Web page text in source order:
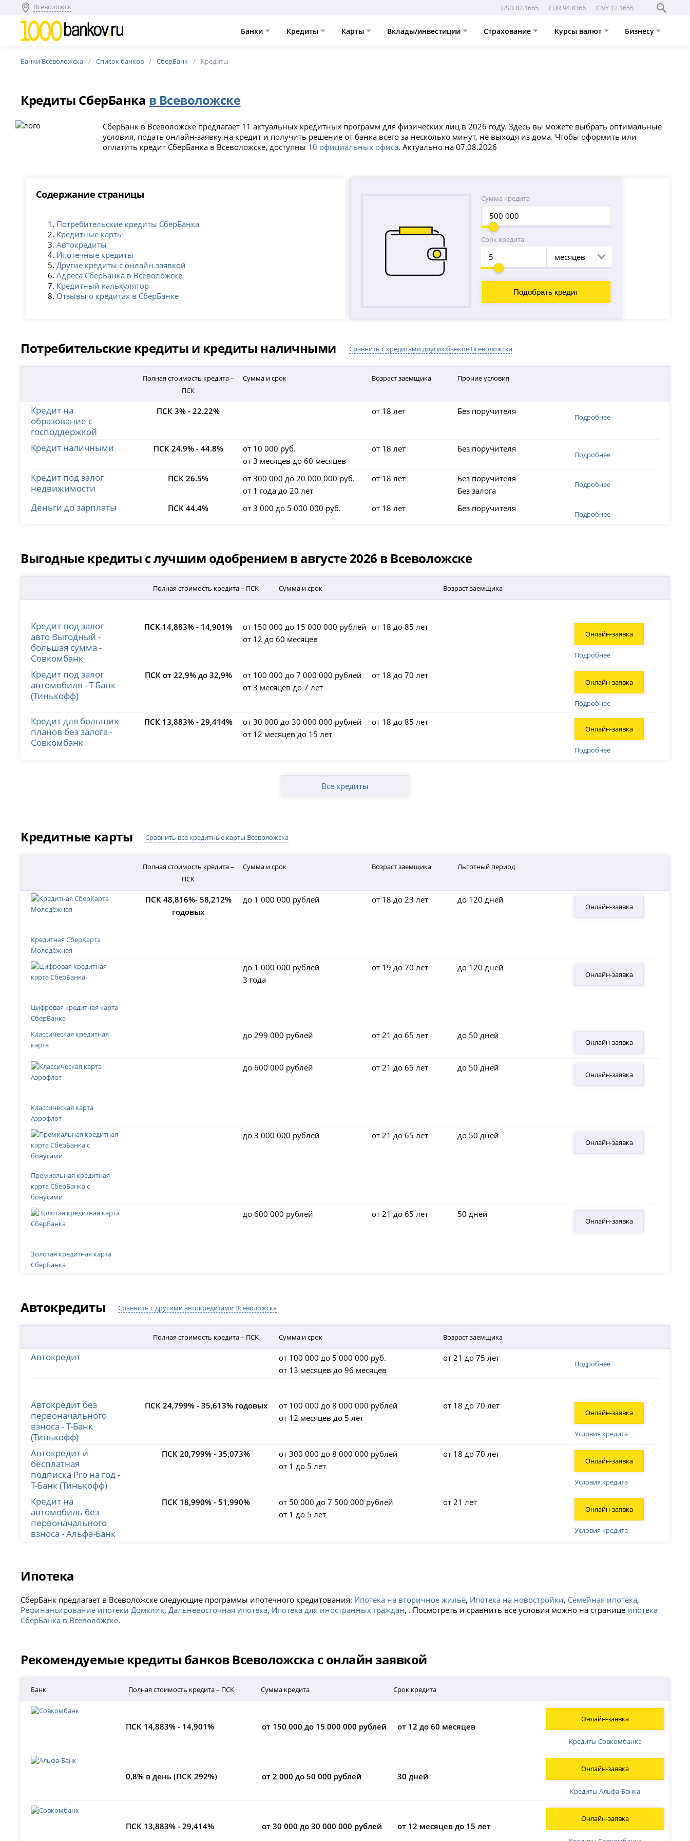
Всеволожск USD 82.1665 EUR 94.8366 CNY 12.1655
Банки Кредиты Карты Вклады/инвестиции Страхование Курсы валют Бизнесу
Банки Всеволожска Список банков СберБанк Кредиты
Кредиты СберБанка в Всеволожске
СберБанк в Всеволожске предлагает 11 актуальных кредитных программ для физических лиц в 2026 году. Здесь вы можете выбрать оптимальные
условия, подать онлайн-заявку на кредит и получить решение от банка всего за несколько минут, не выходя из дома. Чтобы оформить или
оплатить кредит СберБанка в Всеволожске, доступны 10 официальных офиса. Актуально на 07.08.2026
Содержание страницы
Потребительские кредиты СберБанка
Кредитные карты
Автокредиты
Ипотечные кредиты
Другие кредиты с онлайн заявкой
Адреса СберБанка в Всеволожске
Кредитный калькулятор
Отзывы о кредитах в СберБанке
Сумма кредита
Срок кредита
месяцев
Потребительские кредиты и кредиты наличными Сравнить с кредитами других банков Всеволожска
Полная стоимость кредита –
ПСК
Сумма и срок Возраст заемщика Прочие условия
Кредит на
образование с
господдержкой
ПСК 3% - 22.22% от 18 лет Без поручителя
Подробнее
Кредит наличными ПСК 24.9% - 44.8%
от 10 000 руб.
от 3 месяцев до 60 месяцев
от 18 лет Без поручителя
Подробнее
Кредит под залог
недвижимости
ПСК 26.5%
от 300 000 до 20 000 000 руб.
от 1 года до 20 лет
от 18 лет
Без поручителя
Без залога
Подробнее
Деньги до зарплаты ПСК 44.4% от 3 000 до 5 000 000 руб. от 18 лет Без поручителя
Подробнее
Выгодные кредиты с лучшим одобрением в августе 2026 в Всеволожске
Полная стоимость кредита – ПСК Сумма и срок Возраст заемщика
Кредит под залог
авто Выгодный -
большая сумма -
Совкомбанк
ПСК 14,883% - 14,901%
от 150 000 до 15 000 000 рублей
от 12 до 60 месяцев
от 18 до 85 лет
Подробнее
Онлайн-заявка
Кредит под залог
автомобиля - Т-Банк
(Тинькофф)
ПСК от 22,9% до 32,9%
от 100 000 до 7 000 000 рублей
от 3 месяцев до 7 лет
от 18 до 70 лет
Подробнее
Онлайн-заявка
Кредит для больших
планов без залога -
Совкомбанк
ПСК 13,883% - 29,414%
от 30 000 до 30 000 000 рублей
от 12 месяцев до 15 лет
от 18 до 85 лет
Подробнее
Онлайн-заявка
Все кредиты
Кредитные карты Сравнить все кредитные карты Всеволожска
Полная стоимость кредита –
ПСК
Сумма и срок Возраст заемщика Льготный период
Кредитная СберКарта
Молодёжная
ПСК 48,816%- 58,212%
годовых
до 1 000 000 рублей от 18 до 23 лет до 120 дней
Онлайн-заявка
Цифровая кредитная карта
СберБанка
до 1 000 000 рублей
3 года
от 19 до 70 лет до 120 дней
Онлайн-заявка
Классическая кредитная
карта
до 299 000 рублей от 21 до 65 лет до 50 дней
Онлайн-заявка
Классическая карта
Аэрофлот
до 600 000 рублей от 21 до 65 лет до 50 дней
Онлайн-заявка
Премиальная кредитная
карта СберБанка с
бонусами
до 3 000 000 рублей от 21 до 65 лет до 50 дней
Онлайн-заявка
Золотая кредитная карта
СберБанка
до 600 000 рублей от 21 до 65 лет 50 дней
Онлайн-заявка
Автокредиты Сравнить с другими автокредитами Всеволожска
Полная стоимость кредита – ПСК Сумма и срок Возраст заемщика
Автокредит
от 100 000 до 5 000 000 руб.
от 13 месяцев до 96 месяцев
от 21 до 75 лет
Подробнее
Автокредит без
первоначального
взноса - Т-Банк
(Тинькофф)
ПСК 24,799% - 35,613% годовых
от 100 000 до 8 000 000 рублей
от 12 месяцев до 5 лет
от 18 до 70 лет
Условия кредита
Онлайн-заявка
Автокредит и
бесплатная
подписка Pro на год -
Т-Банк (Тинькофф)
ПСК 20,799% - 35,073%
от 300 000 до 8 000 000 рублей
от 1 до 5 лет
от 18 до 70 лет
Условия кредита
Онлайн-заявка
Кредит на
автомобиль без
первоначального
взноса - Альфа-Банк
ПСК 18,990% - 51,990%
от 50 000 до 7 500 000 рублей
от 1 до 5 лет
от 21 лет
Условия кредита
Онлайн-заявка
Ипотека
СберБанк предлагает в Всеволожске следующие программы ипотечного кредитования: Ипотека на вторичное жильё, Ипотека на новостройки, Семейная ипотека,
Рефинансирование ипотеки Домклик,Дальневосточная ипотека, Ипотека для иностранных граждан, . Посмотреть и сравнить все условия можно на странице ипотека
СберБанка в Всеволожске.
Рекомендуемые кредиты банков Всеволожска с онлайн заявкой
Банк Полная стоимость кредита – ПСК Сумма кредита Срок кредита
ПСК 14,883% - 14,901% от 150 000 до 15 000 000 рублей от 12 до 60 месяцев
Онлайн-заявка
Кредиты Совкомбанка
0,8% в день (ПСК 292%) от 2 000 до 50 000 рублей 30 дней
Онлайн-заявка
Кредиты Альфа-Банка
ПСК 13,883% - 29,414% от 30 000 до 30 000 000 рублей от 12 месяцев до 15 лет
Онлайн-заявка